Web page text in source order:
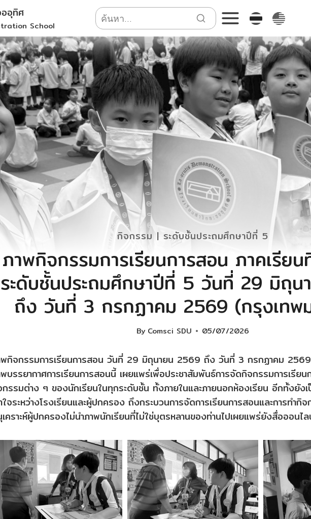
ออุทิศ
School
กิจกรรม | ระดับชั้นประถมศึกษาปีที่ 5
ภาพกิจกรรมการเรียนการสอน ภาคเรีย
ระดับชั้นประถมศึกษาปีที่ 5 วันที่ 29 มิถุน
ถึง วันที่ 3 กรกฏาคม 2569 (กรุงเทพ
By Comsci SDU 05/07/2026
กิจกรรมการเรียนการสอน วันที่ 29 มิถุนายน 2569 ถึง วันที่ 3 กรกฏาคม
บรรยากาศการเรียนการสอนนี้ เผยแพร่เพื่อประชาสัมพันธ์การจัดกิจกรรมการเรียน
รรมต่าง ๆ ของนักเรียนในทุกระดับชั้น ทั้งภายในและภายนอกห้องเรียน อีกทั้งยังเ
ใจระหว่างโรงเรียนและผู้ปกครอง ถึงกระบวนการจัดการเรียนการสอนและการทำ
คราะห์ผู้ปกครองไม่นำภาพนักเรียนที่ไม่ใช่บุตรหลานของท่านไปเผยแพร่ยังสื่อออนไ